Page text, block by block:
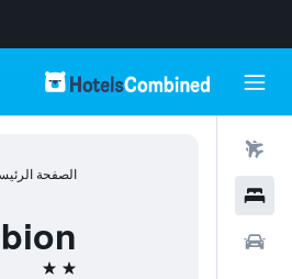
الصفحة
2 نجمتين